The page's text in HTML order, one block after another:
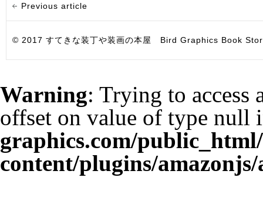
Previous article
© 2017 すてきな装丁や装画の本屋 Bird Graphics Book
Warning: Trying to access
offset on value of type null
graphics.com/
content/plugins/